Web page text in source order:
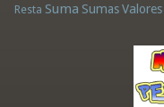
Resta Suma Sumas Valores